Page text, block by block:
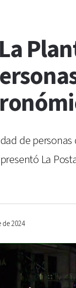
de
La
de 2024